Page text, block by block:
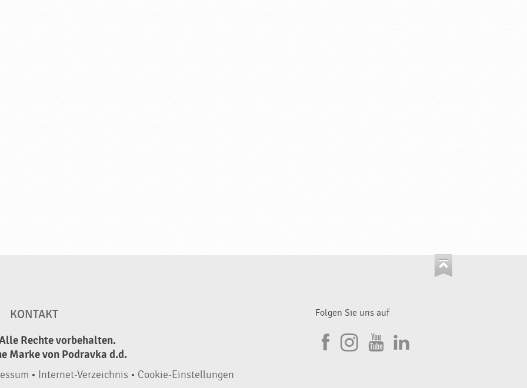
KONTAKT
Rechte vorbehalten.
Marke von Podravka d.d.
• Internet-Verzeichnis • Cookie-Einstellungen
Folgen Sie uns auf
I